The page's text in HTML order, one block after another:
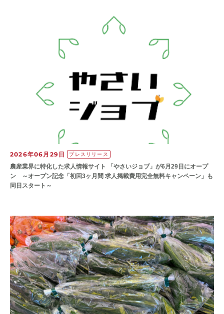
2026年06月29日 プレスリリース
農産業界に特化した求人情報サイト 「やさいジョブ」が6月29日にオープ
ン ～オープン記念「初回3ヶ月間 求人掲載費用完全無料キャンペーン」も
同日スタート～